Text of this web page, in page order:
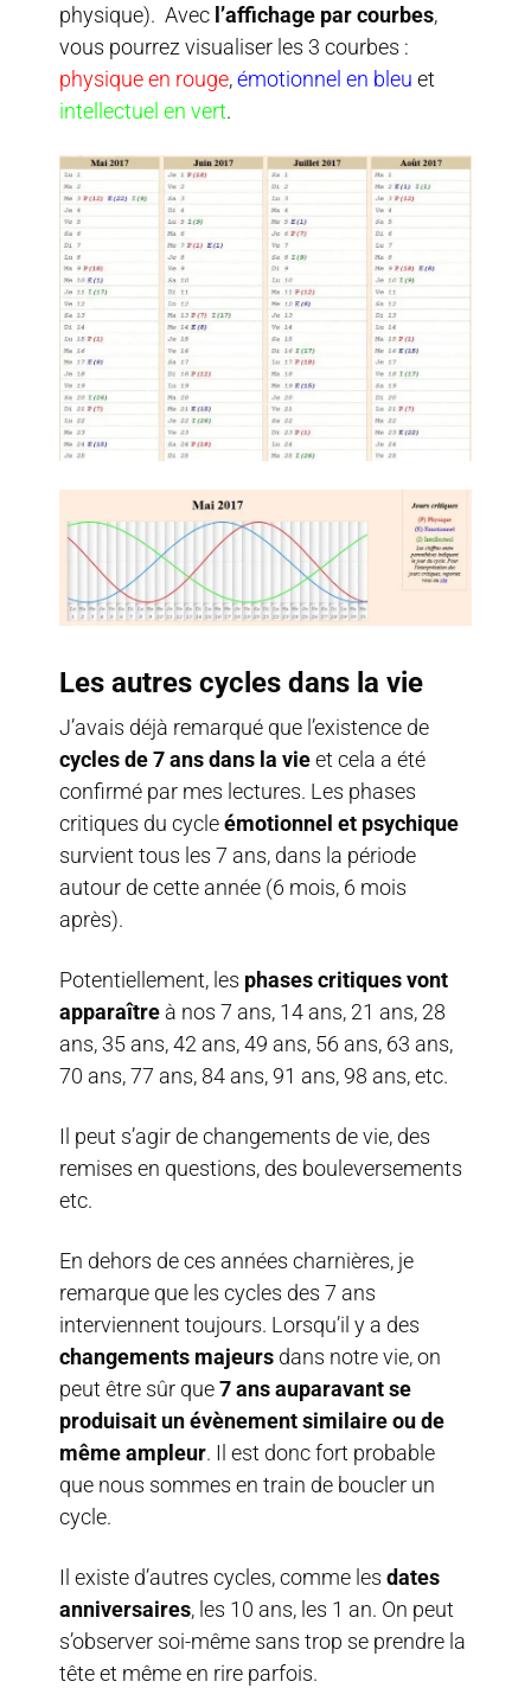
physique). Avec l’affichage par courbes,
vous pourrez visualiser les 3 courbes :
physique en rouge,émotionnel en bleu et
intellectuel en vert.
Les autres cycles dans la vie
J’avais déjà remarqué que l’existence de
cycles de 7 ans dans la vieet cela a été
confirmé par mes lectures. Les phases
critiques du cycleémotionnel et psychique
survient tous les 7 ans, dans la période
autour de cette année (6 mois, 6 mois
après).
Potentiellement, les phases critiques vont
apparaître à nos 7 ans, 14 ans, 21 ans, 28
ans, 35 ans, 42 ans, 49 ans, 56 ans, 63 ans,
70 ans, 77 ans, 84 ans, 91 ans, 98 ans, etc.
Il peut s’agir de changements de vie, des
remises en questions, des bouleversements
etc.
En dehors de ces années charnières, je
remarque que les cycles des 7 ans
interviennent toujours. Lorsqu’il y a des
changements majeurs dans notre vie, on
peut être sûr que7 ans auparavant se
produisait un évènement similaire ou de
même ampleur. Il est donc fort probable
que nous sommes en train de boucler un
cycle.
Il existe d’autres cycles, comme les dates
anniversaires, les 10 ans, les 1 an. On peut
s’observer soi-même sans trop se prendre la
tête et même en rire parfois.